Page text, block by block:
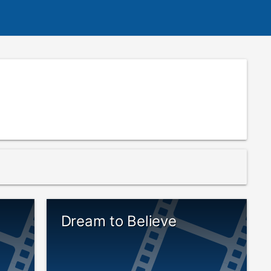
Dream to Believe